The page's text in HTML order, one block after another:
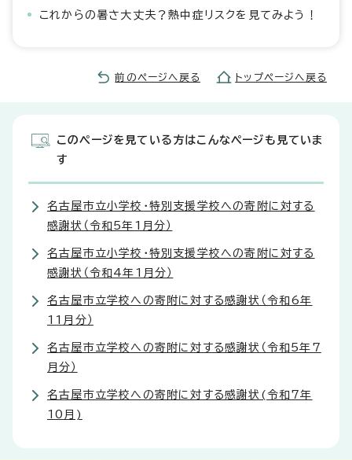
これからの暑さ大丈夫？熱中症リスクを見てみよう！
前のページへ戻る トップページへ戻る
このページを見ている方はこんなページも見ていま
す
名古屋市立小学校・特別支援学校への寄附に対する
感謝状（令和5年1月分）
名古屋市立小学校・特別支援学校への寄附に対する
感謝状（令和4年1月分）
名古屋市立学校への寄附に対する感謝状（令和6年
11月分）
名古屋市立学校への寄附に対する感謝状（令和5年7
月分）
名古屋市立学校への寄附に対する感謝状(令和7年
10月)